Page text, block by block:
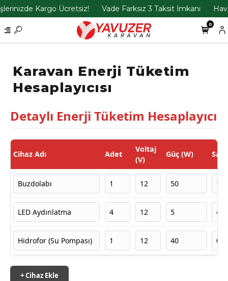
Kargo Ücretsiz! Vade Farksız 3 Taksit İmkanı
0
Karavan Enerji Tüketim
Hesaplayıcısı
Detaylı Enerji Tüketim Hesaplayıcı
Cihaz Adı Adet
Voltaj
(V)
Güç (W)
+ Cihaz Ekle